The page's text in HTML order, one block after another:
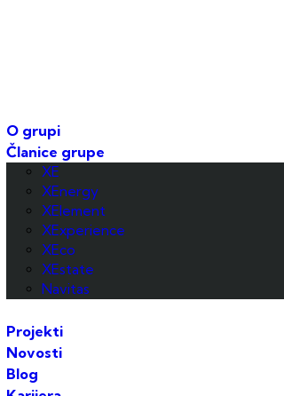
O grupi
Članice grupe
XE
XEnergy
XElement
XExperience
XEco
XEstate
Navitas
Projekti
Novosti
Blog